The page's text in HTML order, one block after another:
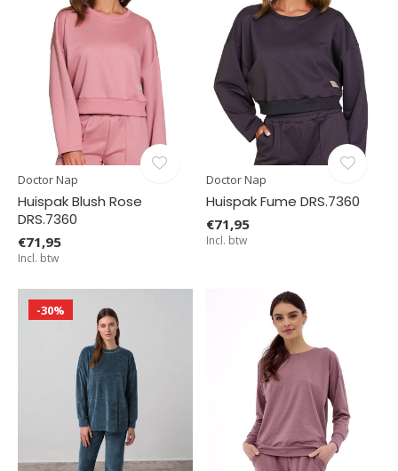
Doctor Nap
Huispak Blush Rose
DRS.7360
€71,95
Incl. btw
Doctor Nap
Huispak Fume DRS.7360
€71,95
Incl. btw
-30%